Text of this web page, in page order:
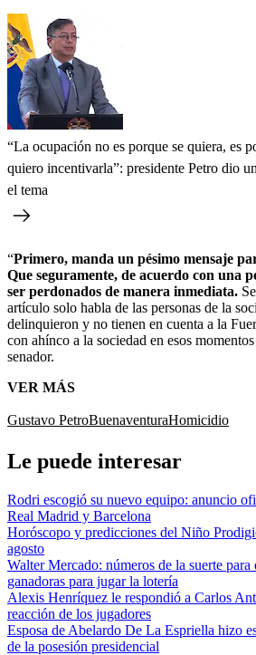
“La ocupación no es porque se quiera, es
quiero incentivarla”: presidente Petro dio
el tema
“Primero, manda un pésimo mensaje
Que seguramente, de acuerdo con una
ser perdonados de manera inmediata.
artículo solo habla de las personas de la
delinquieron y no tienen en cuenta a la
con ahínco a la sociedad en esos
senador.
VER MÁS
Gustavo PetroBuenaventuraHomicidio
Le puede interesar
Rodri escogió su nuevo equipo: anuncio
Real Madrid y Barcelona
Horóscopo y predicciones del Niño
agosto
Walter Mercado: números de la suerte para
ganadoras para jugar la lotería
Alexis Henríquez le respondió a Carlos
reacción de los jugadores
Esposa de Abelardo De La Espriella hizo
de la posesión presidencial